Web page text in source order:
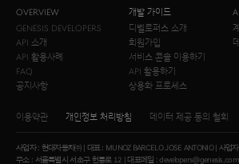
OVERVIEW
GENESIS DEVELOPERS
API 소개
API 활용사례
FAQ
공지사항
개발 가이드
디벨로퍼스 소개
회원가입
서비스 콘솔 이용하기
API 활용하기
상용화 프로세스
이용약관 개인정보 처리방침 데이터 제공 동의 철회
사업자 : 현대자동차㈜ | 대표 : MUNOZ BARCELO JOSE ANTONIO | 사
주소 : 서울특별시 서초구 헌릉로 12 | 대표메일 : developers@genesis.com